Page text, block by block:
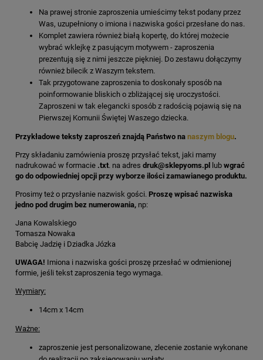
Na prawej stronie zaproszenia umieścimy tekst podany przez
Was, uzupełniony o imiona i nazwiska gości przesłane do nas.
Komplet zawiera również białą kopertę, do której możecie
wybrać wklejkę z pasującym motywem - zaproszenia
prezentują się z nimi jeszcze piękniej. Do zestawu dołączymy
również bilecik z Waszym tekstem.
Tak przygotowane zaproszenia to doskonały sposób na
poinformowanie bliskich o zbliżającej się uroczystości.
Zaproszeni w tak elegancki sposób z radością pojawią się na
Pierwszej Komunii Świętej Waszego dziecka.
Przykładowe teksty zaproszeń znajdą Państwo na naszym blogu.
Przy składaniu zamówienia proszę przysłać tekst, jaki mamy
nadrukować w formacie .txt. na adres druk@sklepyoms.pl lub wgrać
go do odpowiedniej opcji przy wyborze ilości zamawianego produktu.
Prosimy też o przysłanie nazwisk gości. Proszę wpisać nazwiska
jedno pod drugim bez numerowania, np:
Jana Kowalskiego
Tomasza Nowaka
Babcię Jadzię i Dziadka Józka
UWAGA! Imiona i nazwiska gości proszę przesłać w odmienionej
formie, jeśli tekst zaproszenia tego wymaga.
Wymiary:
14cm x 14cm
Ważne:
zaproszenie jest personalizowane, zlecenie zostanie wykonane